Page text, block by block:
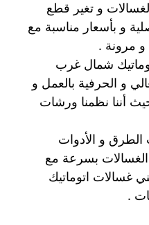
و تغير قطع
و بأسعار مناسبة مع
و مرونة .
شمال غرب
و الحرفية بالعمل و
أننا نظمنا ورشات
الطرق و الأدوات
بسرعة مع
غسالات اتوماتيك
.